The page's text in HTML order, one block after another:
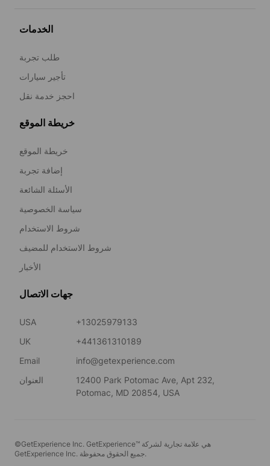
الخدمات
طلب تجربة
تأجير سيارات
احجز خدمة نقل
خريطة الموقع
خريطة الموقع
إضافة تجربة
الأسئلة الشائعة
سياسة الخصوصية
شروط الاستخدام
شروط الاستخدام للمضيف
الأخبار
جهات الاتصال
USA
+13025979133
UK
+441361310189
Email
info@getexperience.com
العنوان
12400 Park Potomac Ave, Apt 232,
Potomac, MD 20854, USA
©GetExperience Inc. GetExperience™ هي علامة تجارية لشركة
GetExperience Inc. جميع الحقوق محفوظة.